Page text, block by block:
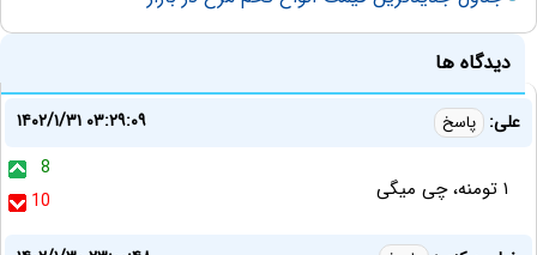
دیدگاه ها
على: پاسخ
۱۴۰۲/۱/۳۱ ۰۳:۲۹:۰۹
8
10
١ تومنه، چى ميگى